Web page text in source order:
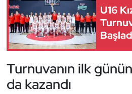
U16
Turnuvanın ilk
da kazandı
Modern Pentatlon
Motor Sporları
Okçuluk